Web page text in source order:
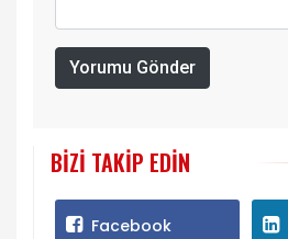
Yorumu Gönder
BIZI TAKIP EDIN
Facebook